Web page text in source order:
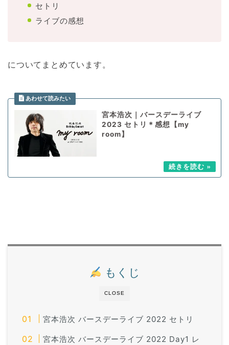
セトリ
ライブの感想
についてまとめています。
宮本浩次｜バースデーライブ
2023 セトリ＊感想【my
room】
CLOSE
もくじ
宮本浩次 バースデーライブ 2022 セトリ
宮本浩次 バースデーライブ 2022 Day1 レ